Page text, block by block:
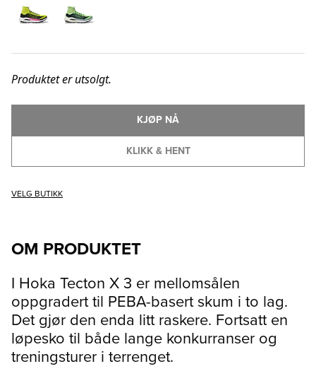
Produktet er utsolgt.
KLIKK & HENT
KJØP NÅ
VELG BUTIKK
OM PRODUKTET
I Hoka Tecton X 3 er mellomsålen
oppgradert til PEBA-basert skum i to lag.
Det gjør den enda litt raskere. Fortsatt en
løpesko til både lange konkurranser og
treningsturer i terrenget.